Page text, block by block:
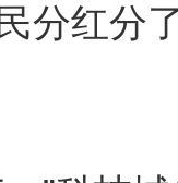
分红分